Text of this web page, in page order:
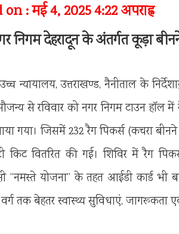
: मई 4, 2025 4:22 अपराह्न
निगम देहरादून के अंतर्गत कूड़ा
उच्च न्यायालय, उत्तराखण्ड, नैनीताल के
से रविवार को नगर निगम टाउन हॉल
गया। जिसमें 232 रैग पिकर्स (कचरा
किट वितरित की गई। शिविर में रैग
‘‘नमस्ते योजना’’ के तहत आईडी
तक बेहतर स्वास्थ्य सुविधाएं, जागरूकता